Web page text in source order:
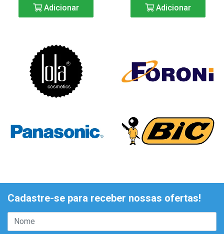
Adicionar Adicionar
Cadastre-se para receber nossas ofertas!